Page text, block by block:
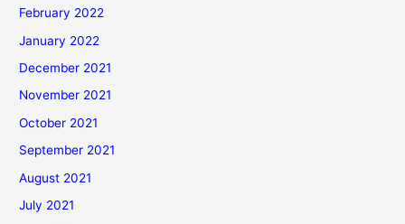
February 2022
January 2022
December 2021
November 2021
October 2021
September 2021
August 2021
July 2021